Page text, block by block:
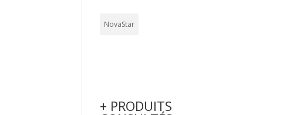
NovaStar
+ PRODUITS